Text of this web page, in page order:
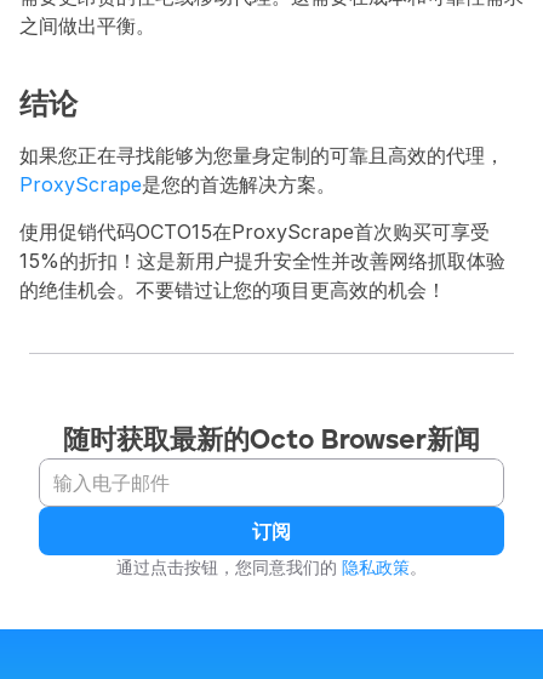
之间做出平衡。
结论
如果您正在寻找能够为您量身定制的可靠且高效的代理，
ProxyScrape是您的首选解决方案。
使用促销代码OCTO15在ProxyScrape首次购买可享受
15%的折扣！这是新用户提升安全性并改善网络抓取体验
的绝佳机会。不要错过让您的项目更高效的机会！
随时获取最新的Octo Browser新闻
订阅
通过点击按钮，您同意我们的 隐私政策。